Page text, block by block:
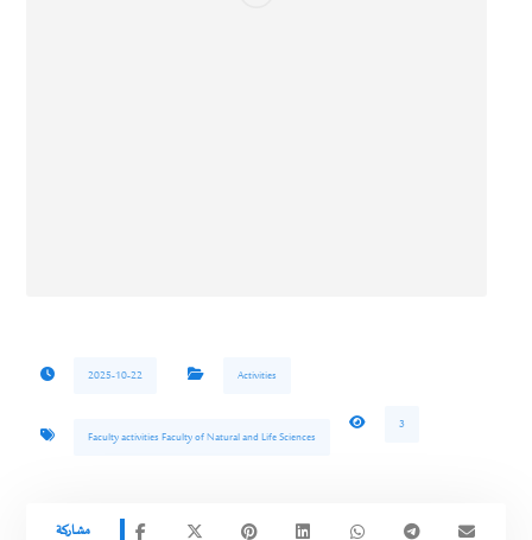
2025-10-22 Activities
Faculty activities Faculty of Natural and Life Sciences
3